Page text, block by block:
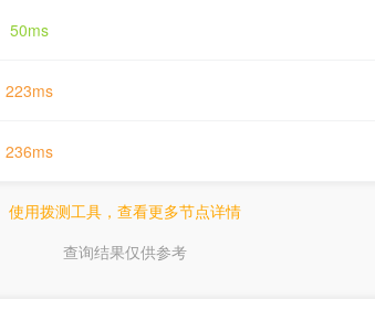
50ms
223ms
236ms
使用拨测工具，查看更多节点详情
查询结果仅供参考